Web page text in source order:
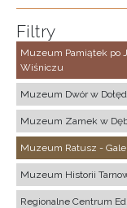
Filtry
Muzeum Pamiątek po
Wiśniczu
Muzeum Dwór w
Muzeum Zamek w
Muzeum Ratusz -
Muzeum Historii
Regionalne Centrum